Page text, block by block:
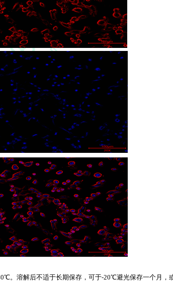
℃。溶解后不适于长期保存，可于-20℃避光保存一个月，